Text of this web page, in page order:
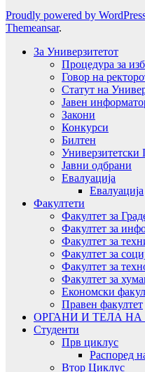
Proudly powered by
Themeansar.
За Универзитетот
Процедура за
Говор на
Статут на
Јавен
Закони
Конкурси
Билтен
Универзитетски
Јавни одбрани
Евалуација
Евалуација
Факултети
Факултет за
Факултет за
Факултет за
Факултет за
Факултет за
Факултет за
Економски
Правен факултет
ОРГАНИ И ТЕЛА
Студенти
Прв циклус
Распоред
Втор Циклус